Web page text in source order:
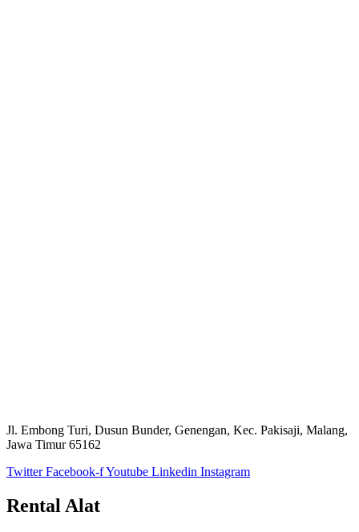
Jl. Embong Turi, Dusun Bunder, Genengan, Kec. Pakisaji, Malang,
Jawa Timur 65162
Twitter Facebook-fYoutube Linkedin Instagram
Rental Alat